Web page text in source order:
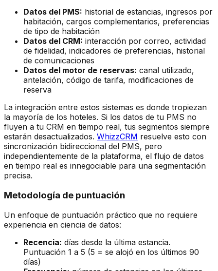
Datos del PMS: historial de estancias, ingresos por
habitación, cargos complementarios, preferencias
de tipo de habitación
Datos del CRM: interacción por correo, actividad
de fidelidad, indicadores de preferencias, historial
de comunicaciones
Datos del motor de reservas: canal utilizado,
antelación, código de tarifa, modificaciones de
reserva
La integración entre estos sistemas es donde tropiezan
la mayoría de los hoteles. Si los datos de tu PMS no
fluyen a tu CRM en tiempo real, tus segmentos siempre
estarán desactualizados. WhizzCRM resuelve esto con
sincronización bidireccional del PMS, pero
independientemente de la plataforma, el flujo de datos
en tiempo real es innegociable para una segmentación
precisa.
Metodología de puntuación
Un enfoque de puntuación práctico que no requiere
experiencia en ciencia de datos:
Recencia: días desde la última estancia.
Puntuación 1 a 5 (5 = se alojó en los últimos 90
días)